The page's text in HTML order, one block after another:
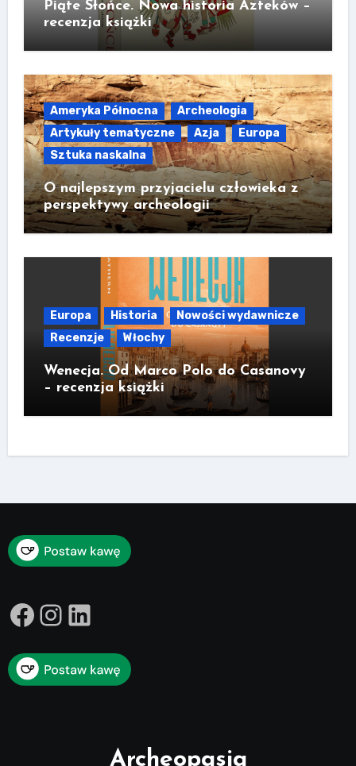
Piąte Słońce. Nowa historia Azteków –
recenzja książki
Ameryka Północna
Archeologia
Artykuły tematyczne
Azja
Europa
Sztuka naskalna
O najlepszym przyjacielu człowieka z
perspektywy archeologii
Europa Historia
Nowości wydawnicze
Recenzje
Włochy
Wenecja. Od Marco Polo do Casanovy
– recenzja książki
Facebook
Instagram
LinkedIn
Archeopasja